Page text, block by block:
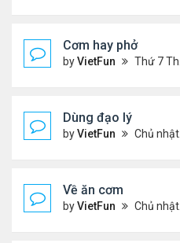
Cơm hay phở
byVietFun Thứ 7 Tháng 11 20, 2021 8:07 pm
Dùng đạo lý
byVietFun Chủ nhật Tháng 11 14, 2021 9:35 pm
Về ăn cơm
byVietFun Chủ nhật Tháng 11 14, 2021 9:34 pm